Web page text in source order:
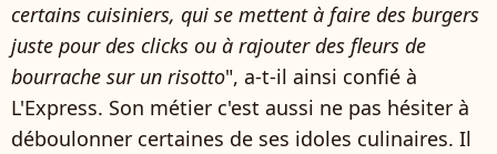
certains cuisiniers, qui se mettent à faire des burgers
juste pour des clicks ou à rajouter des fleurs de
bourrache sur un risotto", a-t-il ainsi confié à
L'Express. Son métier c'est aussi ne pas hésiter à
déboulonner certaines de ses idoles culinaires. Il